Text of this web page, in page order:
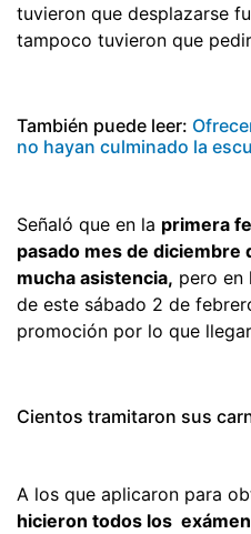
tuvieron que desplazarse
tampoco tuvieron que
También puede leer:
no hayan culminado la
Señaló que en la primera
pasado mes de diciembre
mucha asistencia, pero en
de este sábado 2 de
promoción por lo que
Cientos tramitaron sus
A los que aplicaron para
hicieron todos los